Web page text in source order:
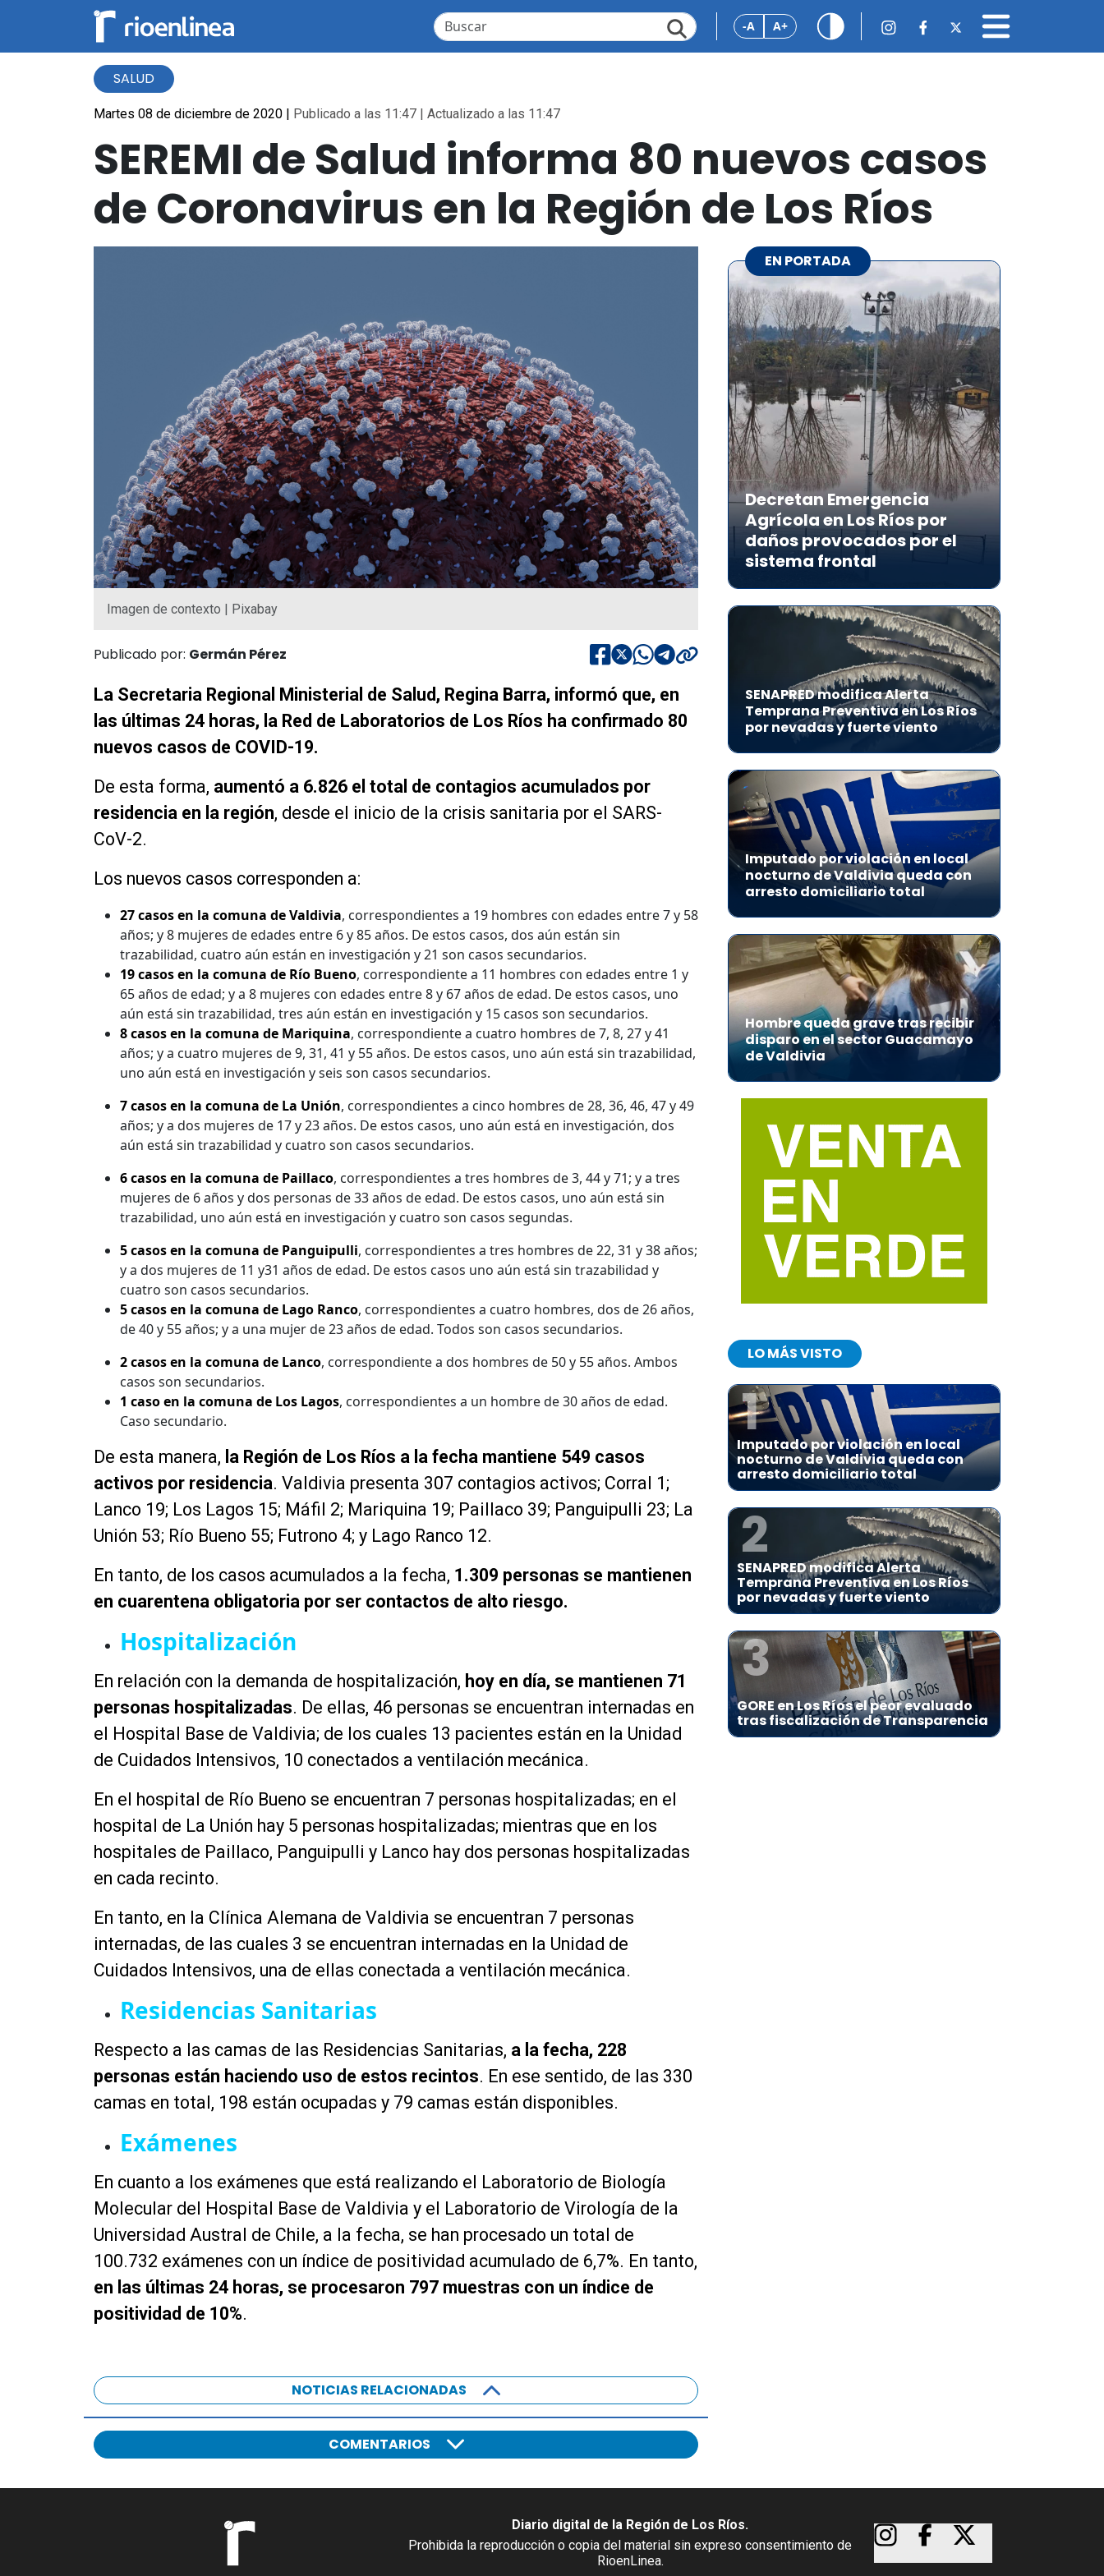
-A A+
SALUD
Martes 08 de diciembre de 2020 | Publicado a las 11:47 | Actualizado a las 11:47
SEREMI de Salud informa 80 nuevos casos
de Coronavirus en la Región de Los Ríos
Imagen de contexto | Pixabay
Publicado por: Germán Pérez
La Secretaria Regional Ministerial de Salud, Regina Barra, informó que, en
las últimas 24 horas, la Red de Laboratorios de Los Ríos ha confirmado 80
nuevos casos de COVID-19.
De esta forma, aumentó a 6.826 el total de contagios acumulados por
residencia en la región, desde el inicio de la crisis sanitaria por el SARS-
CoV-2.
Los nuevos casos corresponden a:
27 casos en la comuna de Valdivia, correspondientes a 19 hombres con edades entre 7 y 58
años; y 8 mujeres de edades entre 6 y 85 años. De estos casos, dos aún están sin
trazabilidad, cuatro aún están en investigación y 21 son casos secundarios.
19 casos en la comuna de Río Bueno, correspondiente a 11 hombres con edades entre 1 y
65 años de edad; y a 8 mujeres con edades entre 8 y 67 años de edad. De estos casos, uno
aún está sin trazabilidad, tres aún están en investigación y 15 casos son secundarios.
8 casos en la comuna de Mariquina, correspondiente a cuatro hombres de 7, 8, 27 y 41
años; y a cuatro mujeres de 9, 31, 41 y 55 años. De estos casos, uno aún está sin trazabilidad,
uno aún está en investigación y seis son casos secundarios.
7 casos en la comuna de La Unión, correspondientes a cinco hombres de 28, 36, 46, 47 y 49
años; y a dos mujeres de 17 y 23 años. De estos casos, uno aún está en investigación, dos
aún está sin trazabilidad y cuatro son casos secundarios.
6 casos en la comuna de Paillaco, correspondientes a tres hombres de 3, 44 y 71; y a tres
mujeres de 6 años y dos personas de 33 años de edad. De estos casos, uno aún está sin
trazabilidad, uno aún está en investigación y cuatro son casos segundas.
5 casos en la comuna de Panguipulli, correspondientes a tres hombres de 22, 31 y 38 años;
y a dos mujeres de 11 y31 años de edad. De estos casos uno aún está sin trazabilidad y
cuatro son casos secundarios.
5 casos en la comuna de Lago Ranco, correspondientes a cuatro hombres, dos de 26 años,
de 40 y 55 años; y a una mujer de 23 años de edad. Todos son casos secundarios.
2 casos en la comuna de Lanco, correspondiente a dos hombres de 50 y 55 años. Ambos
casos son secundarios.
1 caso en la comuna de Los Lagos, correspondientes a un hombre de 30 años de edad.
Caso secundario.
De esta manera, la Región de Los Ríos a la fecha mantiene 549 casos
activos por residencia. Valdivia presenta 307 contagios activos; Corral 1;
Lanco 19; Los Lagos 15; Máfil 2; Mariquina 19; Paillaco 39; Panguipulli 23; La
Unión 53; Río Bueno 55; Futrono 4; y Lago Ranco 12.
En tanto, de los casos acumulados a la fecha, 1.309 personas se mantienen
en cuarentena obligatoria por ser contactos de alto riesgo.
Hospitalización
En relación con la demanda de hospitalización, hoy en día, se mantienen 71
personas hospitalizadas. De ellas, 46 personas se encuentran internadas en
el Hospital Base de Valdivia; de los cuales 13 pacientes están en la Unidad
de Cuidados Intensivos, 10 conectados a ventilación mecánica.
En el hospital de Río Bueno se encuentran 7 personas hospitalizadas; en el
hospital de La Unión hay 5 personas hospitalizadas; mientras que en los
hospitales de Paillaco, Panguipulli y Lanco hay dos personas hospitalizadas
en cada recinto.
En tanto, en la Clínica Alemana de Valdivia se encuentran 7 personas
internadas, de las cuales 3 se encuentran internadas en la Unidad de
Cuidados Intensivos, una de ellas conectada a ventilación mecánica.
Residencias Sanitarias
Respecto a las camas de las Residencias Sanitarias, a la fecha, 228
personas están haciendo uso de estos recintos. En ese sentido, de las 330
camas en total, 198 están ocupadas y 79 camas están disponibles.
Exámenes
En cuanto a los exámenes que está realizando el Laboratorio de Biología
Molecular del Hospital Base de Valdivia y el Laboratorio de Virología de la
Universidad Austral de Chile, a la fecha, se han procesado un total de
100.732 exámenes con un índice de positividad acumulado de 6,7%. En tanto,
en las últimas 24 horas, se procesaron 797 muestras con un índice de
positividad de 10%.
NOTICIAS RELACIONADAS
COMENTARIOS
EN PORTADA
Decretan Emergencia
Agrícola en Los Ríos por
daños provocados por el
sistema frontal
SENAPRED modifica Alerta
Temprana Preventiva en Los Ríos
por nevadas y fuerte viento
Imputado por violación en local
nocturno de Valdivia queda con
arresto domiciliario total
Hombre queda grave tras recibir
disparo en el sector Guacamayo
de Valdivia
LO MÁS VISTO
1
Imputado por violación en local
nocturno de Valdivia queda con
arresto domiciliario total
2
SENAPRED modifica Alerta
Temprana Preventiva en Los Ríos
por nevadas y fuerte viento
3
GORE en Los Ríos el peor evaluado
tras fiscalización de Transparencia
Diario digital de la Región de Los Ríos.
Prohibida la reproducción o copia del material sin expreso consentimiento de
RioenLinea.